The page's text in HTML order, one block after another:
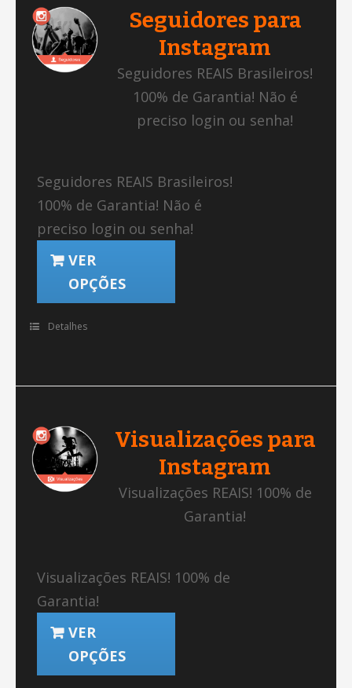
Seguidores para
Instagram
Seguidores REAIS Brasileiros!
100% de Garantia! Não é
preciso login ou senha!
Seguidores REAIS Brasileiros!
100% de Garantia! Não é
preciso login ou senha!
VER
OPÇÕES
Detalhes
Visualizações para
Instagram
Visualizações REAIS! 100% de
Garantia!
Visualizações REAIS! 100% de
Garantia!
VER
OPÇÕES